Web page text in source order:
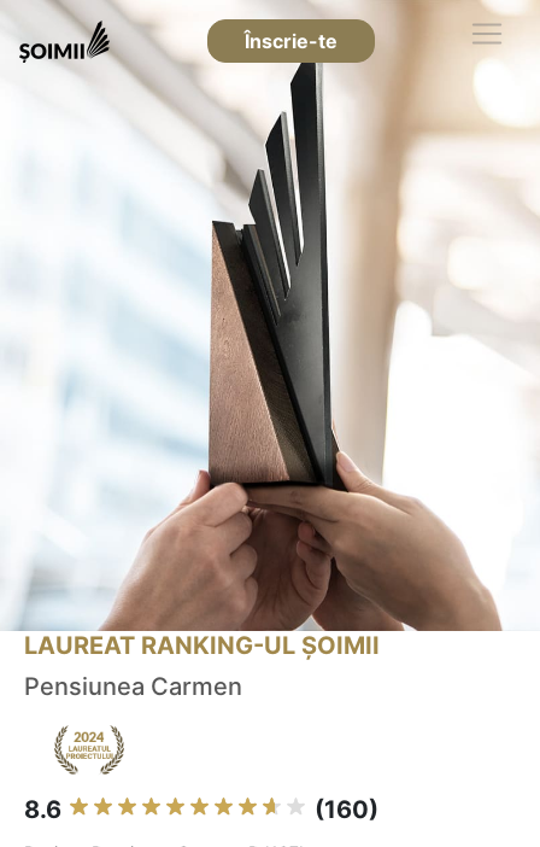
Înscrie-te
LAUREAT RANKING-UL ȘOIMII
Pensiunea Carmen
8.6 (160)